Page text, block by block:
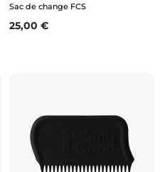
Sac de change FCS
Prix
25,00 €